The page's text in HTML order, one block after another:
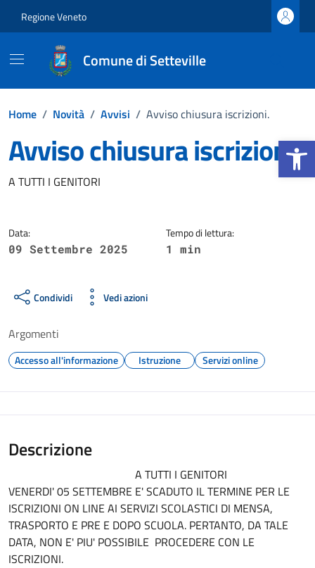
Apri la
Regione Veneto
Comune di Setteville
Home / Novità / Avvisi / Avviso chiusura iscrizioni.
Avviso chiusura iscrizioni.
Dettagli della notizia
A TUTTI I GENITORI
Data:
09 Settembre 2025
Tempo di lettura:
1 min
Condividi Vedi azioni
Argomenti
Accesso all'informazione Istruzione Servizi online
Descrizione
A TUTTI I GENITORI
VENERDI' 05 SETTEMBRE E' SCADUTO IL TERMINE PER LE
ISCRIZIONI ON LINE AI SERVIZI SCOLASTICI DI MENSA,
TRASPORTO E PRE E DOPO SCUOLA. PERTANTO, DA TALE
DATA, NON E' PIU' POSSIBILE PROCEDERE CON LE
ISCRIZIONI.